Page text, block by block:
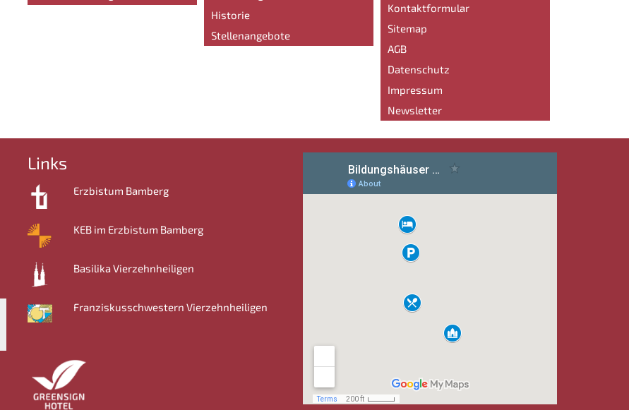
Historie
Stellenangebote
Kontaktformular
Sitemap
AGB
Datenschutz
Impressum
Newsletter
Links
Erzbistum Bamberg
KEB im Erzbistum Bamberg
Basilika Vierzehnheiligen
Franziskusschwestern Vierzehnheiligen